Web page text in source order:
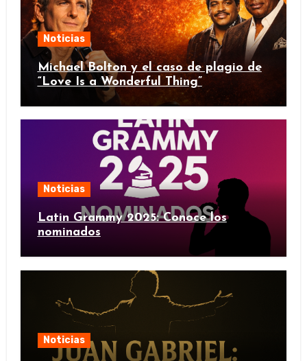
Noticias
Michael Bolton y el caso de plagio de
“Love Is a Wonderful Thing”
Noticias
Latin Grammy 2025: Conoce los
nominados
Noticias